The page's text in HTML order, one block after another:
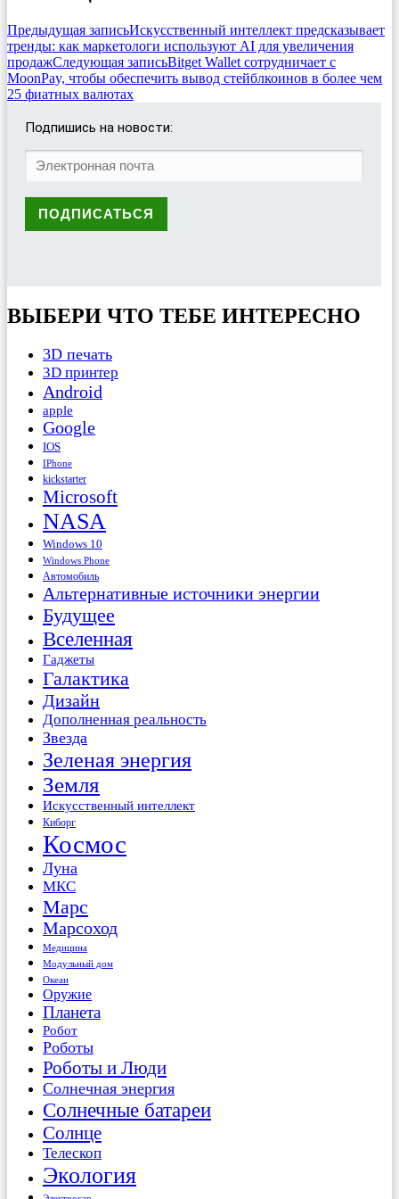
Предыдущая записьИскусственный интеллект предсказывает
тренды: как маркетологи используют AI для увеличения
продажСледующая записьBitget Wallet сотрудничает с
MoonPay, чтобы обеспечить вывод стейблкоинов в более чем
25 фиатных валютах
Подпишись на новости:
ВЫБЕРИ ЧТО ТЕБЕ ИНТЕРЕСНО
3D печать
3D принтер
Android
apple
Google
IOS
IPhone
kickstarter
Microsoft
NASA
Windows 10
Windows Phone
Автомобиль
Альтернативные источники энергии
Будущее
Вселенная
Гаджеты
Галактика
Дизайн
Дополненная реальность
Звезда
Зеленая энергия
Земля
Искусственный интеллект
Киборг
Космос
Луна
МКС
Марс
Марсоход
Медицина
Модульный дом
Океан
Оружие
Планета
Робот
Роботы
Роботы и Люди
Солнечная энергия
Солнечные батареи
Солнце
Телескоп
Экология